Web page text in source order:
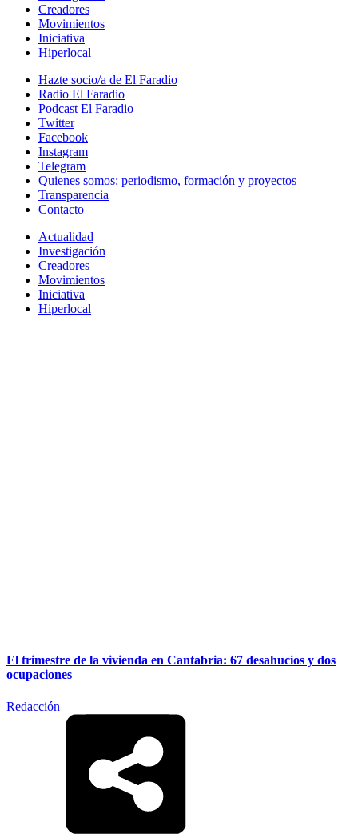
Creadores
Movimientos
Iniciativa
Hiperlocal
Hazte socio/a de El Faradio
Radio El Faradio
Podcast El Faradio
Twitter
Facebook
Instagram
Telegram
Quienes somos: periodismo, formación y proyectos
Transparencia
Contacto
Actualidad
Investigación
Creadores
Movimientos
Iniciativa
Hiperlocal
El trimestre de la vivienda en Cantabria: 67 desahucios y dos
ocupaciones
Redacción